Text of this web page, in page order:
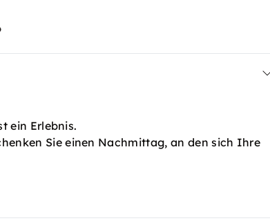
ein Erlebnis.
Sie einen Nachmittag, an den sich Ihre